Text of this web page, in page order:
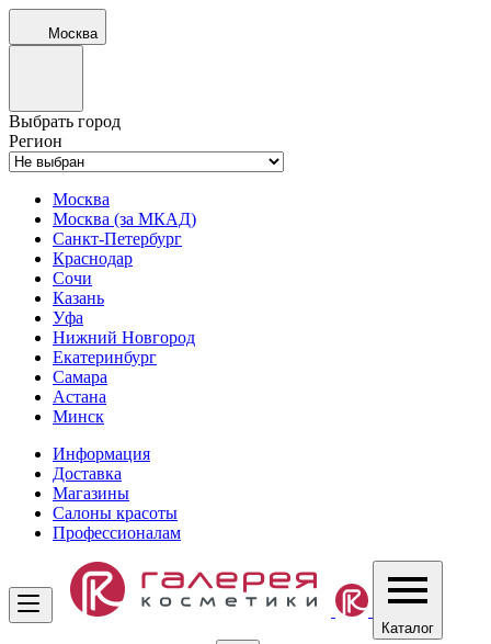
Москва
Выбрать город
Регион
Москва
Москва (за МКАД)
Санкт-Петербург
Краснодар
Сочи
Казань
Уфа
Нижний Новгород
Екатеринбург
Самара
Астана
Минск
Информация
Доставка
Магазины
Салоны красоты
Профессионалам
Каталог